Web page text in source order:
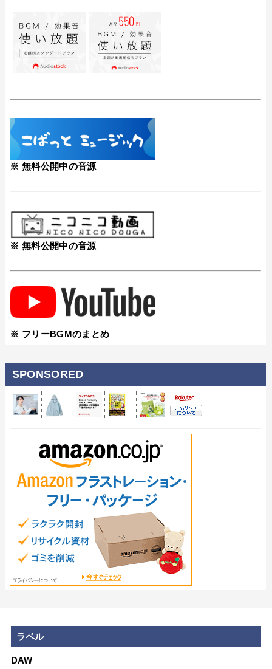
※ 無料公開中の音源
※ 無料公開中の音源
※ フリーBGMのまとめ
SPONSORED
ラベル
DAW